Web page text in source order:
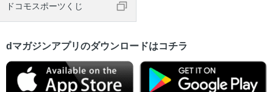
ドコモスポーツくじ
dマガジンアプリのダウンロードはコチラ